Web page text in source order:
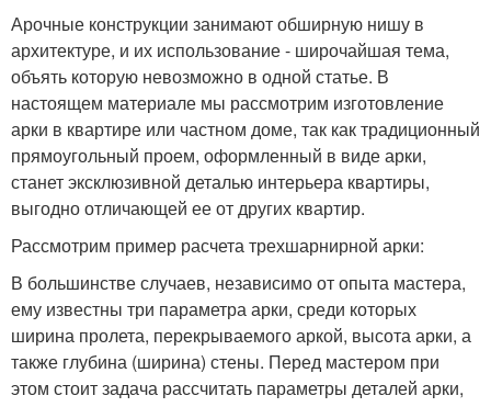
Арочные конструкции занимают обширную нишу в
архитектуре, и их использование - широчайшая тема,
объять которую невозможно в одной статье. В
настоящем материале мы рассмотрим изготовление
арки в квартире или частном доме, так как традиционный
прямоугольный проем, оформленный в виде арки,
станет эксклюзивной деталью интерьера квартиры,
выгодно отличающей ее от других квартир.
Рассмотрим пример расчета трехшарнирной арки:
В большинстве случаев, независимо от опыта мастера,
ему известны три параметра арки, среди которых
ширина пролета, перекрываемого аркой, высота арки, а
также глубина (ширина) стены. Перед мастером при
этом стоит задача рассчитать параметры деталей арки,